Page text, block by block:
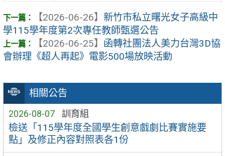
相關公告
2026-08-07 訓育組
檢送「115學年度全國學生創意戲劇比賽實施要
點」及修正內容對照表各1份
【2026-06-26】 新竹市私立曙光女子高級中
學115學年度第2次專任教師甄選公告
【2026-06-25】 函轉社團法人美力台灣3D協
會辦理《超人再起》電影500場放映活動